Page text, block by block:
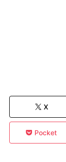
X
Pocket